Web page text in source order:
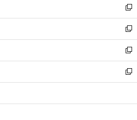
く
で
開
く
ド
ウ
で
開
く
い
ウ
ィ
ン
ド
ウ
で
開
新
し
い
ウ
ィ
ン
ド
ウ
開
新
し
い
ウ
ィ
ン
ウ
新
し
い
ウ
ン
新
し
ウ